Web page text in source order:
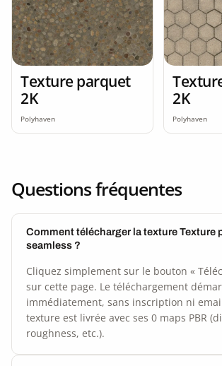
Texture parquet
2K
Polyhaven
2K
Polyhaven
Questions fréquentes
Comment télécharger la texture Texture
seamless ?
Cliquez simplement sur le bouton «
sur cette page. Le téléchargement
immédiatement, sans inscription ni
texture est livrée avec ses 0 maps PBR
roughness, etc.).